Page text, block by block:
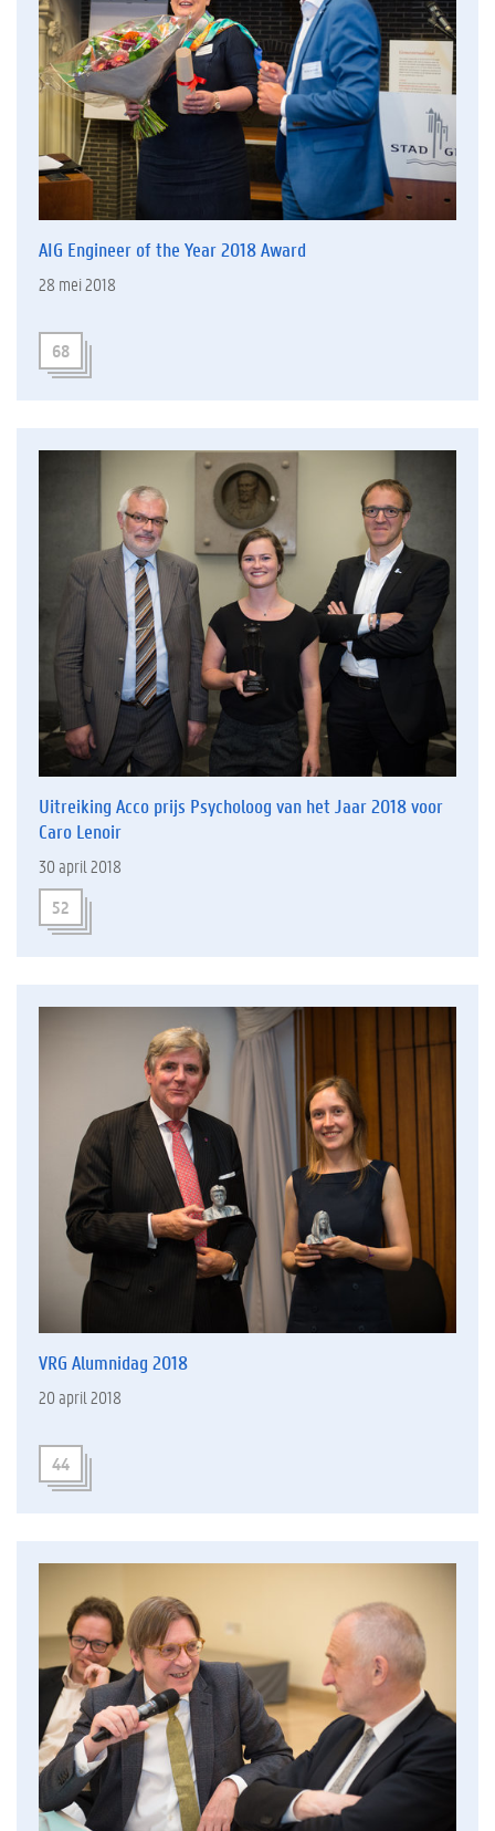
AIG Engineer of the Year 2018 Award
28 mei 2018
68
Uitreiking Acco prijs Psycholoog van het Jaar 2018 voor
Caro Lenoir
30 april 2018
52
VRG Alumnidag 2018
20 april 2018
44